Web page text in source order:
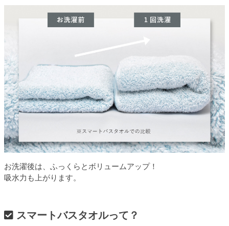
お洗濯後は、ふっくらとボリュームアップ！
吸水力も上がります。
スマートバスタオルって？